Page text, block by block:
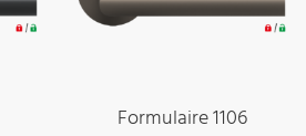
Formulaire 1106